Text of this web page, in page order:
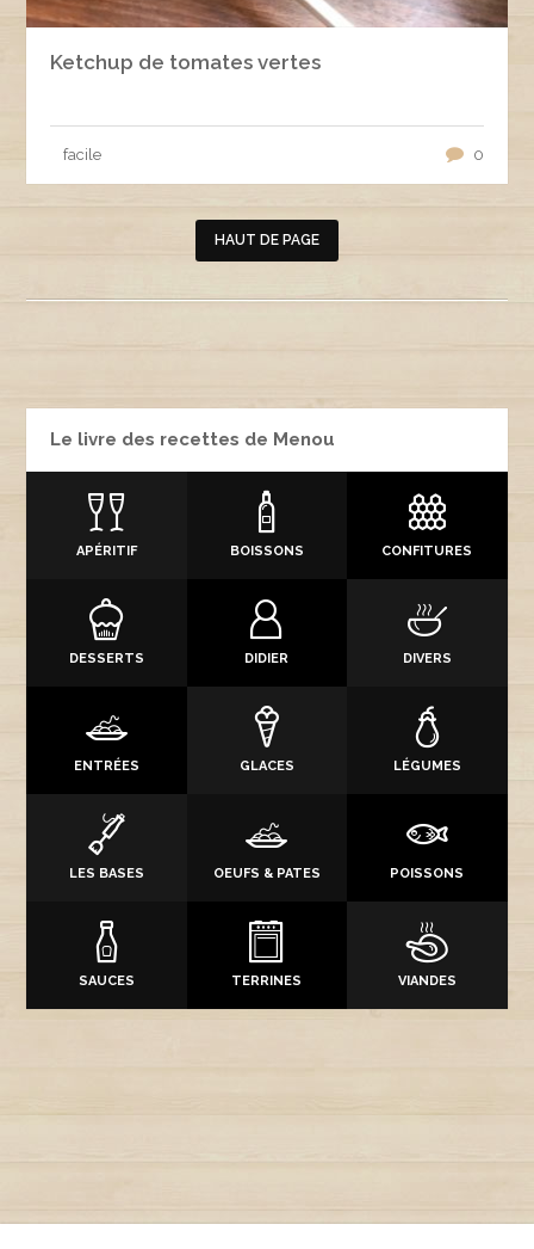
Ketchup de tomates vertes
facile 0
HAUT DE PAGE
Le livre des recettes de Menou
APÉRITIF BOISSONS CONFITURES
DESSERTS DIDIER DIVERS
ENTRÉES GLACES LÉGUMES
LES BASES OEUFS & PATES POISSONS
SAUCES TERRINES VIANDES